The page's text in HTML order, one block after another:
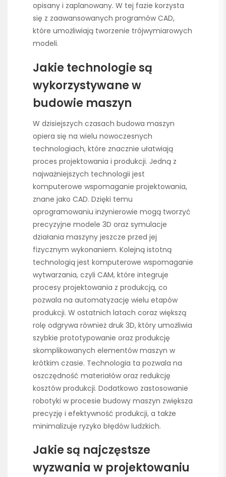
opisany i zaplanowany. W tej fazie korzysta
się z zaawansowanych programów CAD,
które umożliwiają tworzenie trójwymiarowych
modeli.
Jakie technologie są
wykorzystywane w
budowie maszyn
W dzisiejszych czasach budowa maszyn
opiera się na wielu nowoczesnych
technologiach, które znacznie ułatwiają
proces projektowania i produkcji. Jedną z
najważniejszych technologii jest
komputerowe wspomaganie projektowania,
znane jako CAD. Dzięki temu
oprogramowaniu inżynierowie mogą tworzyć
precyzyjne modele 3D oraz symulacje
działania maszyny jeszcze przed jej
fizycznym wykonaniem. Kolejną istotną
technologią jest komputerowe wspomaganie
wytwarzania, czyli CAM, które integruje
procesy projektowania z produkcją, co
pozwala na automatyzację wielu etapów
produkcji. W ostatnich latach coraz większą
rolę odgrywa również druk 3D, który umożliwia
szybkie prototypowanie oraz produkcję
skomplikowanych elementów maszyn w
krótkim czasie. Technologia ta pozwala na
oszczędność materiałów oraz redukcję
kosztów produkcji. Dodatkowo zastosowanie
robotyki w procesie budowy maszyn zwiększa
precyzję i efektywność produkcji, a także
minimalizuje ryzyko błędów ludzkich.
Jakie są najczęstsze
wyzwania w projektowaniu